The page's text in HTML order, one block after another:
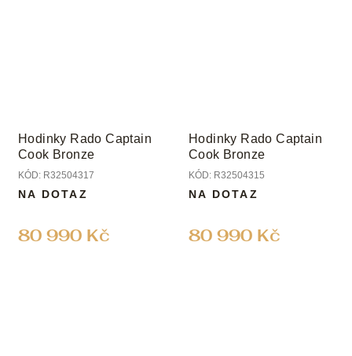
Hodinky Rado Captain
Cook Bronze
KÓD: R32504317
80 990 Kč
NA DOTAZ
Hodinky Rado Captain
Cook Bronze
KÓD: R32504315
80 990 Kč
NA DOTAZ